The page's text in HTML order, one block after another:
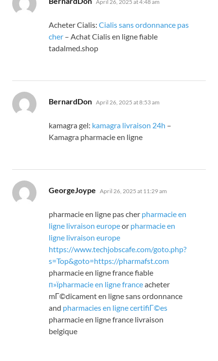
April 26, 2025 at 4:48 am
Acheter Cialis: Cialis sans ordonnance pas
cher – Achat Cialis en ligne fiable
tadalmed.shop
BernardDon says:
April 26, 2025 at 8:53 am
kamagra gel: kamagra livraison 24h –
Kamagra pharmacie en ligne
GeorgeJoype says:
April 26, 2025 at 11:29 am
pharmacie en ligne pas cher pharmacie en
ligne livraison europeor pharmacie en
ligne livraison europe
https://www.techjobscafe.com/goto.php?
s=Top&goto=https://pharmafst.com
pharmacie en ligne france fiable
п»їpharmacie en ligne franceacheter
mГ©dicament en ligne sans ordonnance
and pharmacies en ligne certifiГ©es
pharmacie en ligne france livraison
belgique